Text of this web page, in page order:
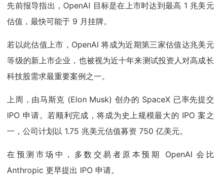
先前报导指出，OpenAI 目标是在上市时达到最高 1 兆美元
估值，最快可能于 9 月挂牌。
若以此估值上市，OpenAI 将成为近期第三家估值达兆美元
等级的新上市企业，也被视为近十年来测试投资人对高成长
科技股需求最重要案例之一。
上周，由马斯克 (Elon Musk) 创办的 SpaceX 已率先提交
IPO 申请。若顺利完成，将成为史上规模最大的 IPO 案之
一，公司计划以 1.75 兆美元估值募资 750 亿美元。
在预测市场中，多数交易者原本预期 OpenAI 会比
Anthropic 更早提出 IPO 申请。